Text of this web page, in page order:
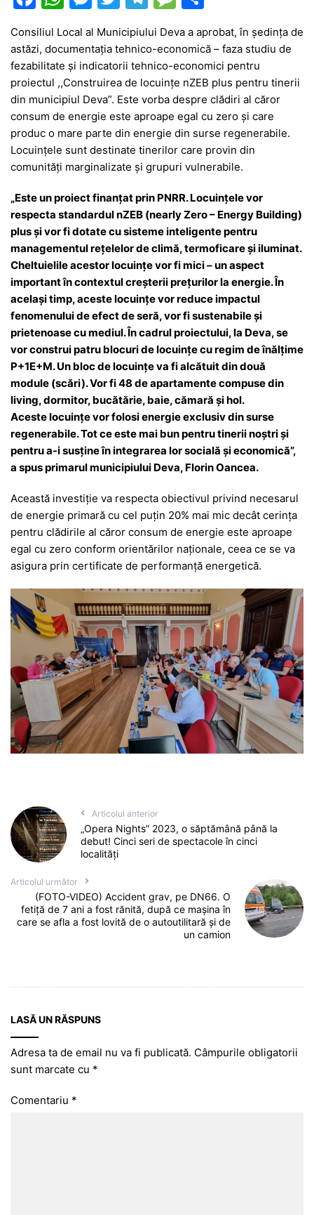
a
c
e
b
o
o
k
at
s
A
p
p
s
s
e
n
g
er
w
itt
er
el
e
gr
a
m
s
s
a
g
e
ta
je
a
z
ă
Consiliul Local al Municipiului Deva a aprobat, în ședința de
astăzi, documentația tehnico-economică – faza studiu de
fezabilitate și indicatorii tehnico-economici pentru
proiectul ,,Construirea de locuințe nZEB plus pentru tinerii
din municipiul Deva”. Este vorba despre clădiri al căror
consum de energie este aproape egal cu zero și care
produc o mare parte din energie din surse regenerabile.
Locuințele sunt destinate tinerilor care provin din
comunități marginalizate și grupuri vulnerabile.
„Este un proiect finanțat prin PNRR. Locuințele vor
respecta standardul nZEB (nearly Zero – Energy Building)
plus și vor fi dotate cu sisteme inteligente pentru
managementul rețelelor de climă, termoficare și iluminat.
Cheltuielile acestor locuințe vor fi mici – un aspect
important în contextul creșterii prețurilor la energie. În
același timp, aceste locuințe vor reduce impactul
fenomenului de efect de seră, vor fi sustenabile și
prietenoase cu mediul. În cadrul proiectului, la Deva, se
vor construi patru blocuri de locuințe cu regim de înălțime
P+1E+M. Un bloc de locuințe va fi alcătuit din două
module (scări). Vor fi 48 de apartamente compuse din
living, dormitor, bucătărie, baie, cămară și hol.
Aceste locuințe vor folosi energie exclusiv din surse
regenerabile. Tot ce este mai bun pentru tinerii noștri și
pentru a-i susține în integrarea lor socială și economică”,
a spus primarul municipiului Deva, Florin Oancea.
Această investiție va respecta obiectivul privind necesarul
de energie primară cu cel puțin 20% mai mic decât cerința
pentru clădirile al căror consum de energie este aproape
egal cu zero conform orientărilor naționale, ceea ce se va
asigura prin certificate de performanță energetică.
Articolul anterior
„Opera Nights” 2023, o săptămână până la
debut! Cinci seri de spectacole în cinci
localități
Articolul următor
(FOTO-VIDEO) Accident grav, pe DN66. O
fetiță de 7 ani a fost rănită, după ce mașina în
care se afla a fost lovită de o autoutilitară și de
un camion
LASĂ UN RĂSPUNS
Adresa ta de email nu va fi publicată. Câmpurile obligatorii
sunt marcate cu *
Comentariu *